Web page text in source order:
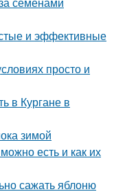
и эффективные
просто и
в Кургане в
зимой
есть и как их
сажать яблоню